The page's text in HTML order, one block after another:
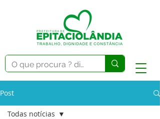
Post
Todas notícias